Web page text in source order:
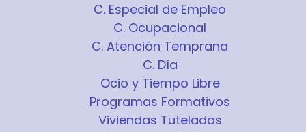
C. Especial de Empleo
C. Ocupacional
C. Atención Temprana
C. Día
Ocio y Tiempo Libre
Programas Formativos
Viviendas Tuteladas